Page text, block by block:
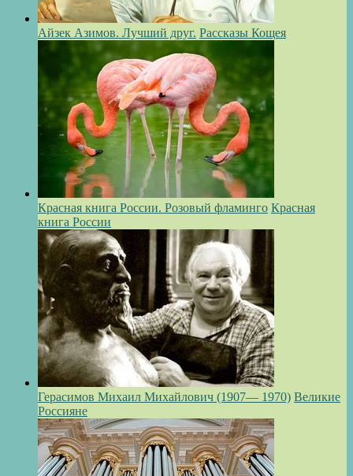
Айзек Азимов. Лучший друг. Рассказы Кощея
Красная книга России. Розовый фламинго Красная
книга России
Герасимов Михаил Михайлович (1907— 1970) Великие
Россияне